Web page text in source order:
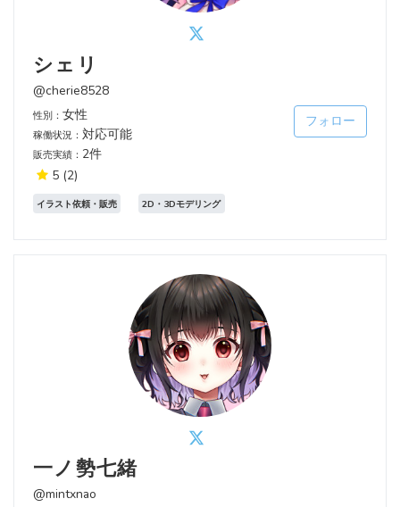
シェリ
@cherie8528
性別： 女性
稼働状況： 対応可能
販売実績： 2件
5 (2)
フォロー
イラスト依頼・販売 2D・3Dモデリング
一ノ勢七緒
@mintxnao